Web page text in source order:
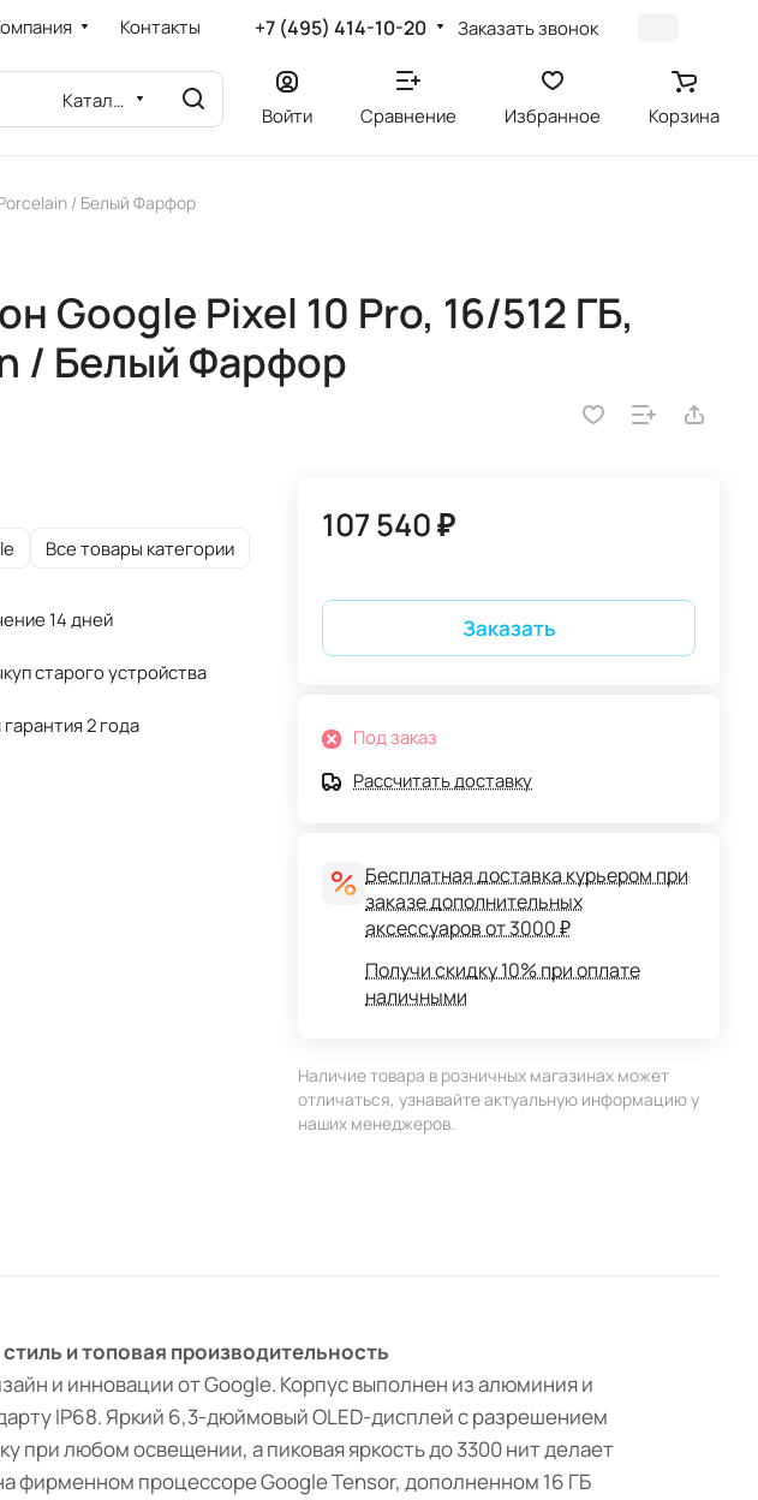
Контакты +7 (495) 414-10-20 Заказать звонок
Каталог
Войти Сравнение Избранное Корзина
/ Белый Фарфор
Google Pixel 10 Pro, 16/512 ГБ,
/ Белый Фарфор
Все товары категории
14 дней
старого устройства
2 года
107 540 ₽
Заказать
Под заказ
Рассчитать доставку
Бесплатная доставка курьером при
заказе дополнительных
аксессуаров от 3000 ₽
Получи скидку 10% при оплате
наличными
Наличие товара в розничных магазинах может
отличаться, узнавайте актуальную информацию у
наших менеджеров.
и топовая производительность
и инновации от Google. Корпус выполнен из алюминия и
IP68. Яркий 6,3-дюймовый OLED-дисплей с разрешением
при любом освещении, а пиковая яркость до 3300 нит делает
фирменном процессоре Google Tensor, дополненном 16 ГБ